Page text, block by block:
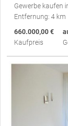
Gewerbe kaufen
Entfernung: 4 km
660.000,00 €
Kaufpreis